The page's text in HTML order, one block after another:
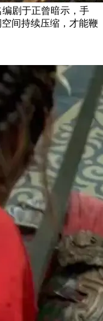
剧于正曾暗示，手
间持续压缩，才能鞭